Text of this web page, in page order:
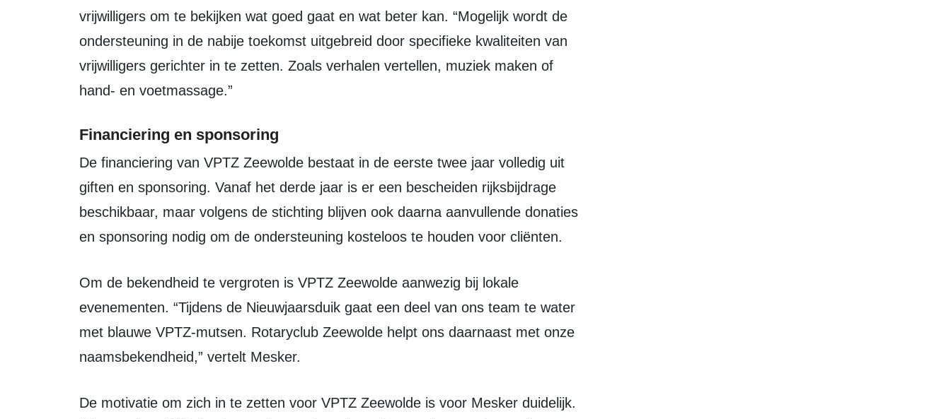
vrijwilligers om te bekijken wat goed gaat en wat beter kan. “Mogelijk wordt de
ondersteuning in de nabije toekomst uitgebreid door specifieke kwaliteiten van
vrijwilligers gerichter in te zetten. Zoals verhalen vertellen, muziek maken of
hand- en voetmassage.”
Financiering en sponsoring
De financiering van VPTZ Zeewolde bestaat in de eerste twee jaar volledig uit
giften en sponsoring. Vanaf het derde jaar is er een bescheiden rijksbijdrage
beschikbaar, maar volgens de stichting blijven ook daarna aanvullende donaties
en sponsoring nodig om de ondersteuning kosteloos te houden voor cliënten.
Om de bekendheid te vergroten is VPTZ Zeewolde aanwezig bij lokale
evenementen. “Tijdens de Nieuwjaarsduik gaat een deel van ons team te water
met blauwe VPTZ-mutsen. Rotaryclub Zeewolde helpt ons daarnaast met onze
naamsbekendheid,” vertelt Mesker.
De motivatie om zich in te zetten voor VPTZ Zeewolde is voor Mesker duidelijk.